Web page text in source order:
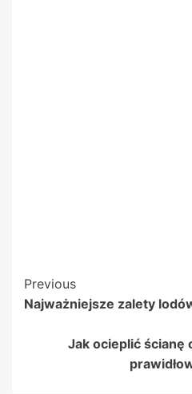
Post
Navigation
Previous
Najważniejsze zalety
Jak ocieplić ścianę